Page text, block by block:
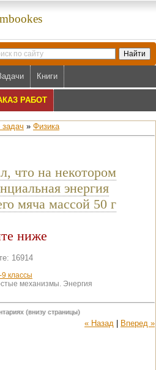
Книги
РАБОТ
» Физика
что на некотором
энергия
мяча массой 50 г
ниже
16914
классы
механизмы. Энергия
(внизу страницы)
« Назад
Вперед »